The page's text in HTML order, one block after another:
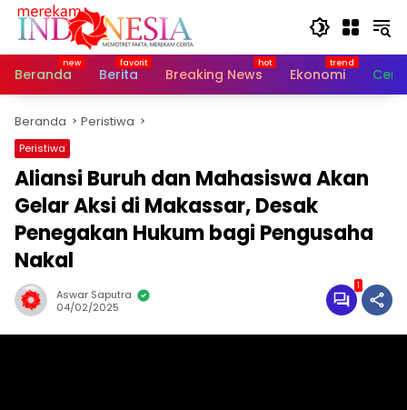
Langsung
Beranda
Berita Breaking News Ekonomi
Beranda Peristiwa
Peristiwa
Aliansi Buruh dan Mahasiswa Akan
Gelar Aksi di Makassar, Desak
Penegakan Hukum bagi Pengusaha
Nakal
Aswar Saputra
04/02/2025
1